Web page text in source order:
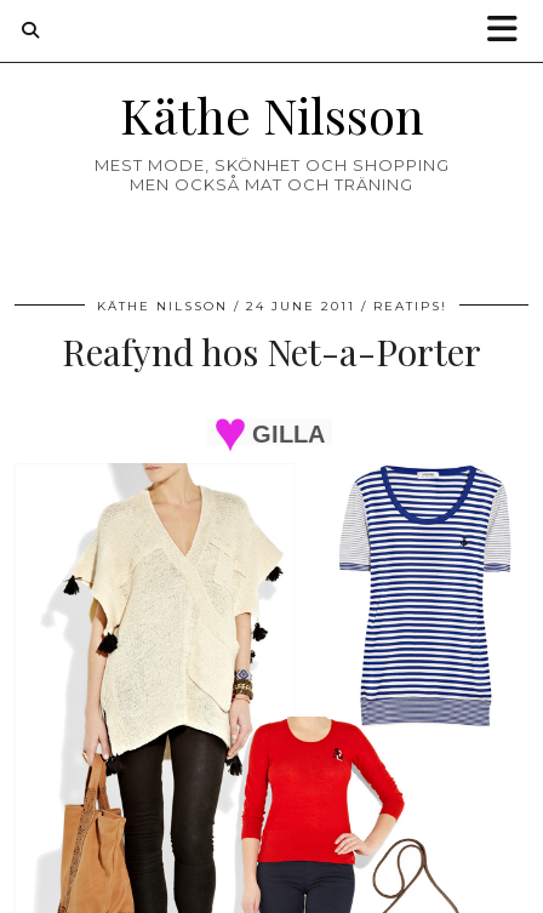
Käthe Nilsson
MEST MODE, SKÖNHET OCH SHOPPING
MEN OCKSÅ MAT OCH TRÄNING
KÄTHE NILSSON 24 JUNE 2011 REATIPS!
Reafynd hos Net-a-Porter
GILLA